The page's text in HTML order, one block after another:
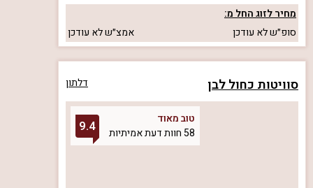
מחיר לזוג החל מ:
סופ״שלא עודכן אמצ״שלא עודכן
סוויטות כחול לבן דלתון
טוב מאוד
58 חוות דעת אמיתיות
9.4